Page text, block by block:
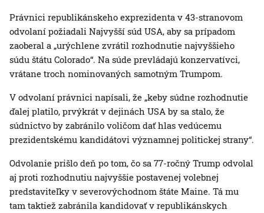
Právnici republikánskeho exprezidenta v 43-stranovom
odvolaní požiadali Najvyšší súd USA, aby sa prípadom
zaoberal a „urýchlene zvrátil rozhodnutie najvyššieho
súdu štátu Colorado“. Na súde prevládajú konzervatívci,
vrátane troch nominovaných samotným Trumpom.
V odvolaní právnici napísali, že „keby súdne rozhodnutie
ďalej platilo, prvýkrát v dejinách USA by sa stalo, že
súdnictvo by zabránilo voličom dať hlas vedúcemu
prezidentskému kandidátovi významnej politickej strany“.
Odvolanie prišlo deň po tom, čo sa 77-ročný Trump odvolal
aj proti rozhodnutiu najvyššie postavenej volebnej
predstaviteľky v severovýchodnom štáte Maine. Tá mu
tam taktiež zabránila kandidovať v republikánskych